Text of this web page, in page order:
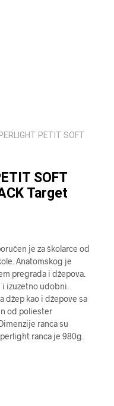
PETIT SOFT
SOFT
Target
je za školarce od
Anatomskog je
pregrada i džepova.
i izuzetno udobni.
džep kao i džepove sa
od poliester
ranca su
ranca je 980g.